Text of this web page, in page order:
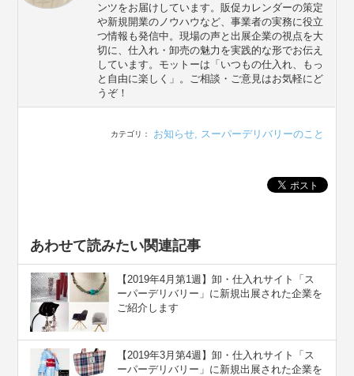
ンツをお届けしています。販促カレンダーの策定
や新規開業のノウハウなど、事業者の実務に役立
つ情報も発信中。現場の声と出展企業の視点を大
切に、仕入れ・卸売の魅力を実践的な形でお伝え
しています。モットーは「いつもの仕入れ、もっ
と自由に楽しく」。ご相談・ご意見はお気軽にど
うぞ！
カテゴリ： お知らせ, スーパーデリバリーのこと
あわせて読みたい関連記事
【2019年4月第1週】卸・仕入れサイト「ス
ーパーデリバリー」に新規出展された企業を
ご紹介します
【2019年3月第4週】卸・仕入れサイト「ス
ーパーデリバリー」に新規出展された企業を